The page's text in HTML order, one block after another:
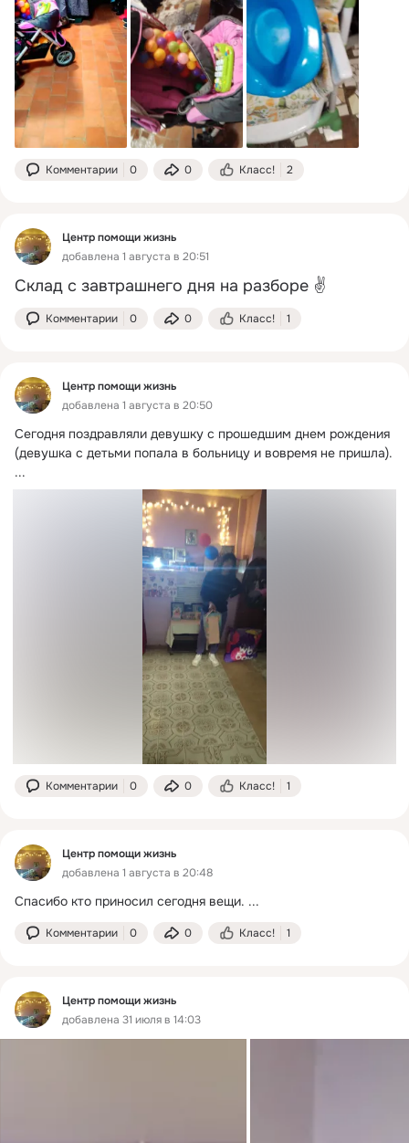
Комментарии 0 0 Класс! 2
Центр помощи жизнь
добавлена 1 августа в 20:51
Склад с завтрашнего дня на разборе ✌️
Комментарии 0 0 Класс! 1
Центр помощи жизнь
добавлена 1 августа в 20:50
Сегодня поздравляли девушку с прошедшим днем рождения
(девушка с детьми попала в больницу и вовремя не пришла).
...
Комментарии 0 0 Класс! 1
Центр помощи жизнь
добавлена 1 августа в 20:48
Спасибо кто приносил сегодня вещи. ...
Комментарии 0 0 Класс! 1
Центр помощи жизнь
добавлена 31 июля в 14:03